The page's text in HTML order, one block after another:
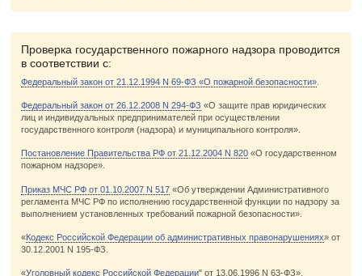
Проверка государственного пожарного надзора проводится
в соответствии с:
Федеральный закон от 21.12.1994 N 69-ФЗ «О пожарной безопасности»
Федеральный закон от 26.12.2008 N 294-ФЗ «О защите прав юридических
лиц и индивидуальных предпринимателей при осуществлении
государственного контроля (надзора) и муниципального контроля».
Постановление Правительства РФ от 21.12.2004 N 820 «О государственном
пожарном надзоре».
Приказ МЧС РФ от 01.10.2007 N 517 «Об утверждении Административного
регламента МЧС РФ по исполнению государственной функции по надзору за
выполнением установленных требований пожарной безопасности».
«Кодекс Российской Федерации об административных правонарушениях» от
30.12.2001 N 195-ФЗ.
«Уголовный кодекс Российской Федерации" от 13.06.1996 N 63-ФЗ».